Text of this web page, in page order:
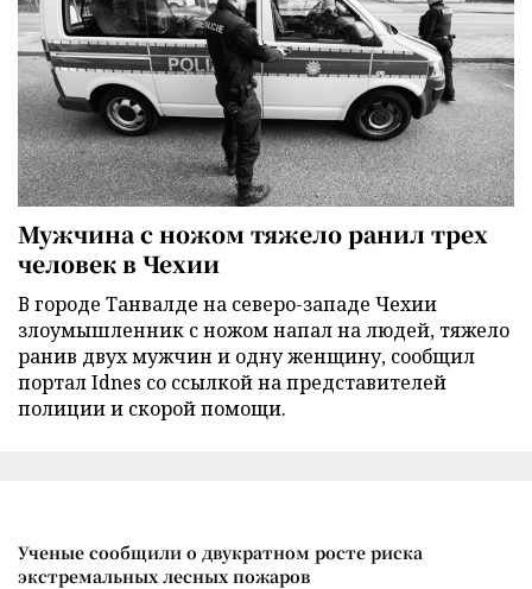
Мужчина с ножом тяжело ранил трех
человек в Чехии
В городе Танвалде на северо-западе Чехии
злоумышленник с ножом напал на людей, тяжело
ранив двух мужчин и одну женщину, сообщил
портал Idnes со ссылкой на представителей
полиции и скорой помощи.
Ученые сообщили о двукратном росте риска
экстремальных лесных пожаров